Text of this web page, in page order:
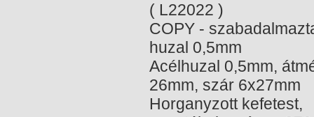
( L22022 )
COPY -
huzal 0,5mm
Acélhuzal 0,5mm,
26mm, szár 6x27mm
Horganyzott kefetest,